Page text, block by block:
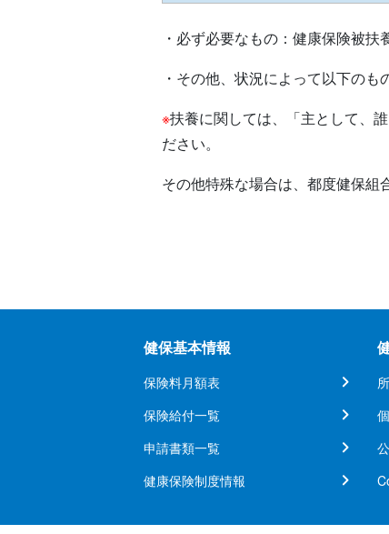
・必ず必要なもの：健康保険被扶
・その他、状況によって以下のも
※扶養に関しては、「主として、
ださい。
その他特殊な場合は、都度健保組
健保基本情報
保険料月額表
保険給付一覧
申請書類一覧
健康保険制度情報